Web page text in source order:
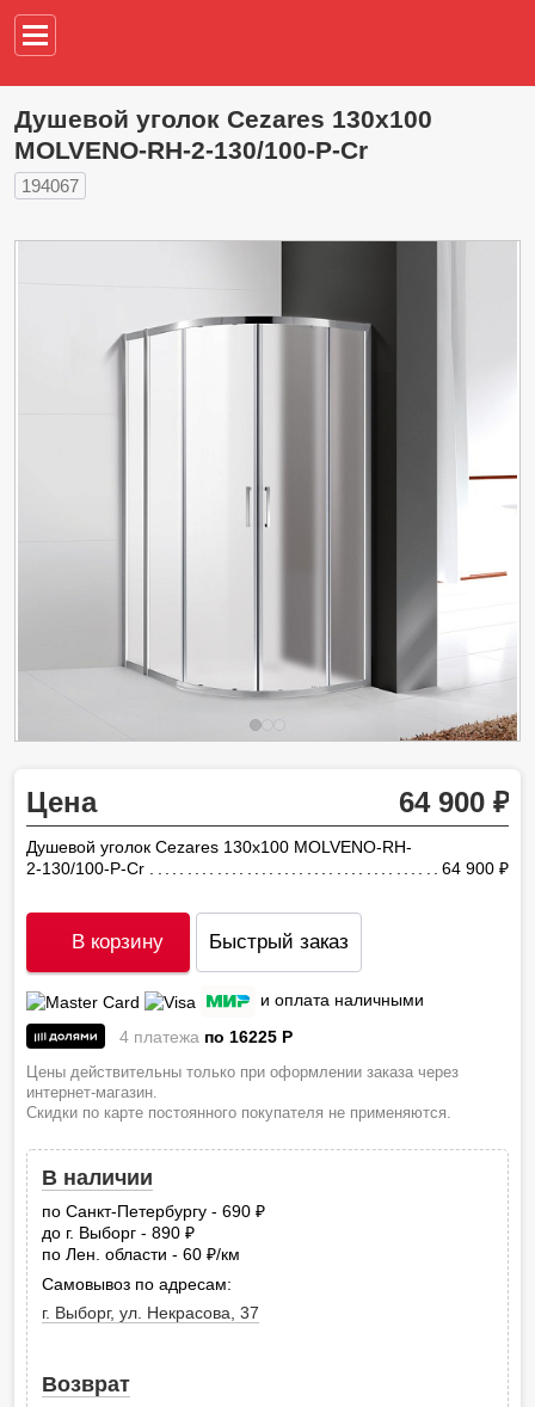
Душевой уголок Cezares 130х100
MOLVENO-RH-2-130/100-P-Cr
194067
Цена 64 900
Душевой уголок Cezares 130х100 MOLVENO-RH-
2-130/100-P-Cr
64 900
В корзину Быстрый заказ
и оплата наличными
4 платежа по 16225 P
Цены действительны только при оформлении заказа через
интернет-магазин.
Скидки по карте постоянного покупателя не применяются.
В наличии
по Санкт-Петербургу - 690
до г. Выборг - 890
по Лен. области - 60
руб.
/км
Самовывоз по адресам:
г. Выборг, ул. Некрасова, 37
Возврат